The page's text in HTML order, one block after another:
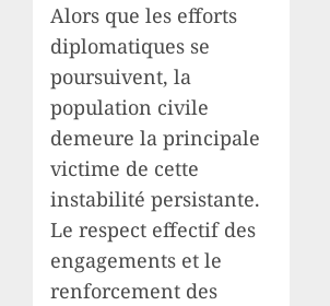
Alors que les efforts
diplomatiques se
poursuivent, la
population civile
demeure la principale
victime de cette
instabilité persistante.
Le respect effectif des
engagements et le
renforcement des